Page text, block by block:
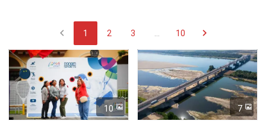
chevron_left 1 2 3 10 chevron_right
10 7